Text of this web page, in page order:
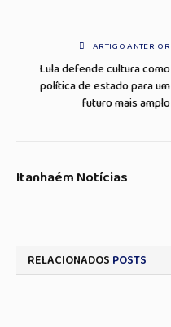
ARTIGO ANTERIOR
Lula defende cultura como
política de estado para um
futuro mais amplo
Itanhaém Notícias
RELACIONADOS POSTS